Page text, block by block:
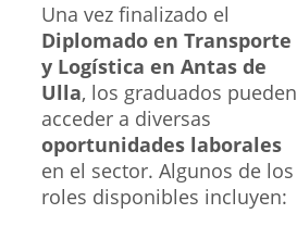
Una vez finalizado el
Diplomado en Transporte
y Logística en Antas de
Ulla, los graduados pueden
acceder a diversas
oportunidades laborales
en el sector. Algunos de los
roles disponibles incluyen: